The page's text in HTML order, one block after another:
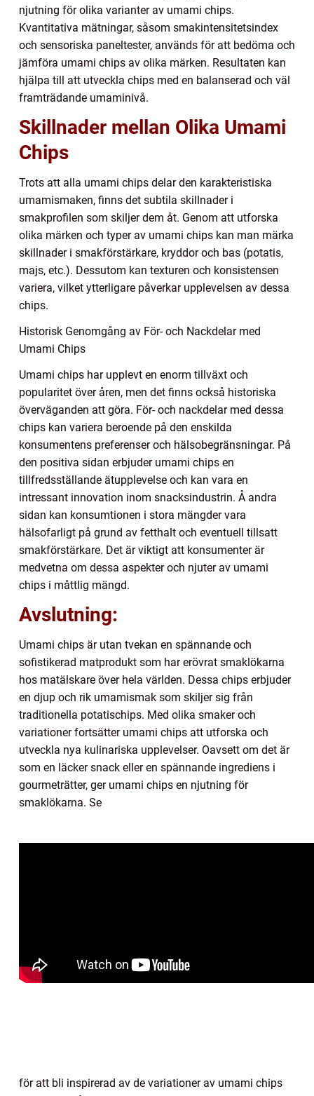
njutning för olika varianter av umami chips.
Kvantitativa mätningar, såsom smakintensitetsindex
och sensoriska paneltester, används för att bedöma och
jämföra umami chips av olika märken. Resultaten kan
hjälpa till att utveckla chips med en balanserad och väl
framträdande umaminivå.
Skillnader mellan Olika Umami
Chips
Trots att alla umami chips delar den karakteristiska
umamismaken, finns det subtila skillnader i
smakprofilen som skiljer dem åt. Genom att utforska
olika märken och typer av umami chips kan man märka
skillnader i smakförstärkare, kryddor och bas (potatis,
majs, etc.). Dessutom kan texturen och konsistensen
variera, vilket ytterligare påverkar upplevelsen av dessa
chips.
Historisk Genomgång av För- och Nackdelar med
Umami Chips
Umami chips har upplevt en enorm tillväxt och
popularitet över åren, men det finns också historiska
överväganden att göra. För- och nackdelar med dessa
chips kan variera beroende på den enskilda
konsumentens preferenser och hälsobegränsningar. På
den positiva sidan erbjuder umami chips en
tillfredsställande ätupplevelse och kan vara en
intressant innovation inom snacksindustrin. Å andra
sidan kan konsumtionen i stora mängder vara
hälsofarligt på grund av fetthalt och eventuell tillsatt
smakförstärkare. Det är viktigt att konsumenter är
medvetna om dessa aspekter och njuter av umami
chips i måttlig mängd.
Avslutning:
Umami chips är utan tvekan en spännande och
sofistikerad matprodukt som har erövrat smaklökarna
hos matälskare över hela världen. Dessa chips erbjuder
en djup och rik umamismak som skiljer sig från
traditionella potatischips. Med olika smaker och
variationer fortsätter umami chips att utforska och
utveckla nya kulinariska upplevelser. Oavsett om det är
som en läcker snack eller en spännande ingrediens i
gourmeträtter, ger umami chips en njutning för
smaklökarna. Se
för att bli inspirerad av de variationer av umami chips